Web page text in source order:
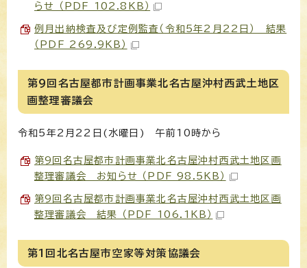
らせ （PDF 102.8KB）
例月出納検査及び定例監査（令和5年2月22日） 結果
（PDF 269.9KB）
第9回名古屋都市計画事業北名古屋沖村西武土地区
画整理審議会
令和5年2月22日(水曜日) 午前10時から
第9回名古屋都市計画事業北名古屋沖村西武土地区画
整理審議会 お知らせ （PDF 98.5KB）
第9回名古屋都市計画事業北名古屋沖村西武土地区画
整理審議会 結果 （PDF 106.1KB）
第1回北名古屋市空家等対策協議会